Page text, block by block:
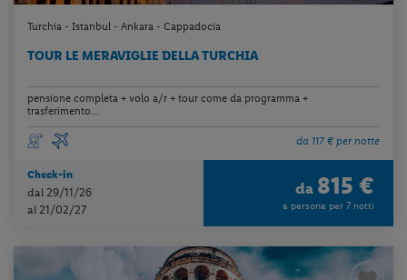
Turchia - Istanbul - Ankara - Cappadocia
TOUR LE MERAVIGLIE DELLA TURCHIA
pensione completa + volo a/r + tour come da programma +
trasferimento...
da 117 € per notte
Check-in
dal 29/11/26
al 21/02/27
da 815 €
a persona per 7 notti